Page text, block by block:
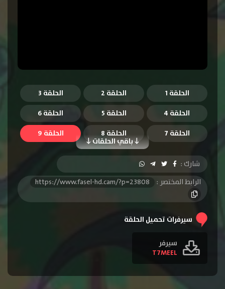
الحلقة 1 الحلقة 2
الحلقة 3
الحلقة 4
الحلقة 5 الحلقة 6
باقي الحلقات
الحلقة 7 الحلقة 8
الحلقة 9
الحلقة 10
الحلقة 11
شارك :
الرابط المختصر :
https://www.fasel-hd.cam/?p=23808
سيرفرات تحميل الحلقة
سيرفر
T7MEEL